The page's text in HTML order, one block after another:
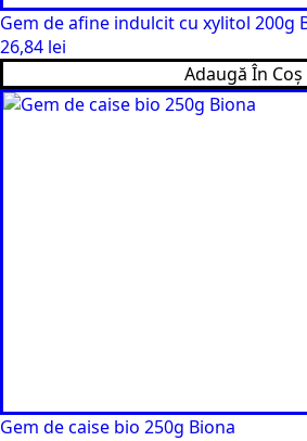
Gem de afine indulcit cu xylitol 200g
26,84 lei
Adaugă În Coș
Gem de caise bio 250g Biona